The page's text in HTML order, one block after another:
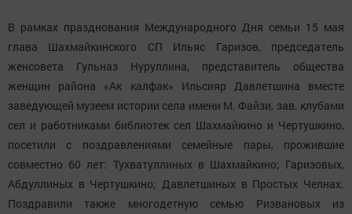
В рамках празднования Международного Дня семьи 15 мая
глава Шахмайкинского СП Ильяс Гаризов, председатель
женсовета Гульназ Нуруллина, представитель общества
женщин района «Ак калфак» Ильсияр Давлетшина вместе
заведующей музеем истории села имени М. Файзи, зав. клубами
сел и работниками библиотек сел Шахмайкино и Чертушкино,
посетили с поздравлениями семейные пары, прожившие
совместно 60 лет: Тухватуллиных в Шахмайкино; Гаризовых,
Абдуллиных в Чертушкино; Давлетшиных в Простых Челнах.
Поздравили также многодетную семью Ризвановых из